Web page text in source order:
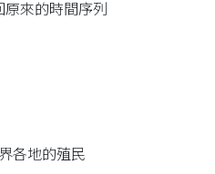
來的時間序列
各地的殖民